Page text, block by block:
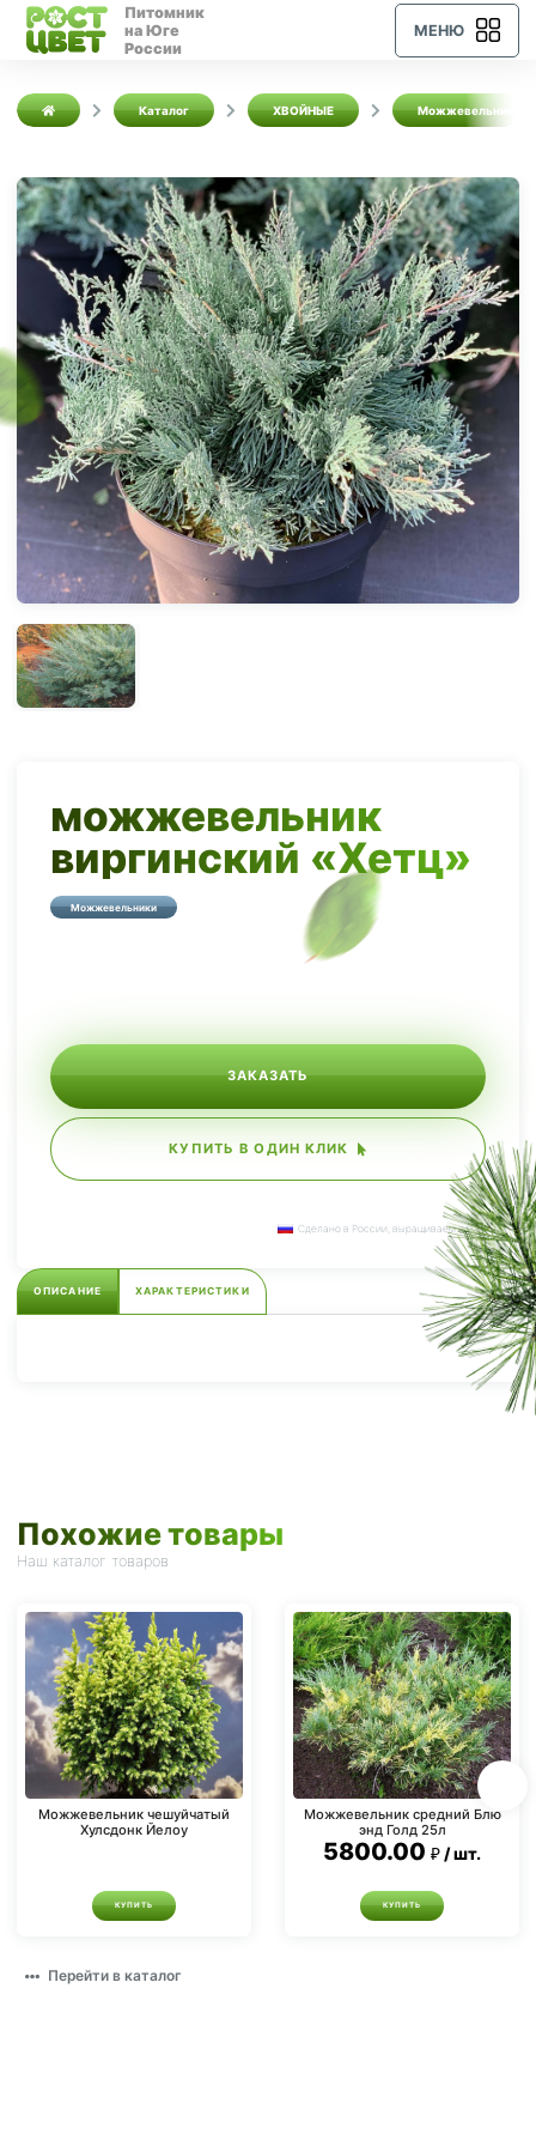
Питомник
на Юге
России
МЕНЮ
Каталог ХВОЙНЫЕ Можжевельники
можжевельник
виргинский «Хетц»
Можжевельники
ЗАКАЗАТЬ
КУПИТЬ В ОДИН КЛИК
Сделано в России, выращиваем сами.
ОПИСАНИЕ ХАРАКТЕРИСТИКИ
Похожие товары
Наш каталог товаров
Можжевельник чешуйчатый
Хулсдонк Йелоу
КУПИТЬ
Можжевельник средний Блю
энд Голд 25л
5800.00 шт.
КУПИТЬ
Перейти в каталог